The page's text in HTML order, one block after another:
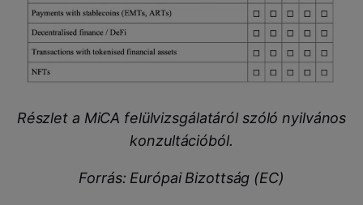
Részlet a MiCA felülvizsgálatáról szóló nyilvános
konzultációból.
Forrás: Európai Bizottság (EC)